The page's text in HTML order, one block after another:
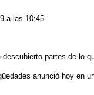
a las 10:45
descubierto partes de lo
anunció hoy en